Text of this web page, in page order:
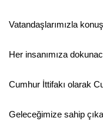
Vatandaşlarımızla
Her insanımıza
Cumhur İttifakı olarak
Geleceğimize sahip